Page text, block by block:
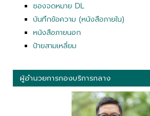
ซองจดหมาย DL
บันทึกข้อความ (หนังสือภายใน)
หนังสือภายนอก
ป้ายสามเหลี่ยม
ผู้อำนวยการกองบริการกลาง